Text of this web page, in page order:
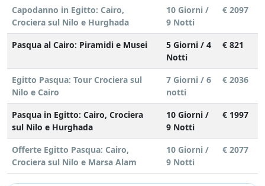
Capodanno in Egitto: Cairo,
Crociera sul Nilo e Hurghada
10 Giorni /
9 Notti
€ 2097
Pasqua al Cairo: Piramidi e Musei
5 Giorni / 4
Notti
€ 821
Egitto Pasqua: Tour Crociera sul
Nilo e Cairo
7 Giorni / 6
notti
€ 2036
Pasqua in Egitto: Cairo, Crociera
sul Nilo e Hurghada
10 Giorni /
9 Notti
€ 1997
Offerte Egitto Pasqua: Cairo,
Crociera sul Nilo e Marsa Alam
10 Giorni /
9 Notti
€ 2077